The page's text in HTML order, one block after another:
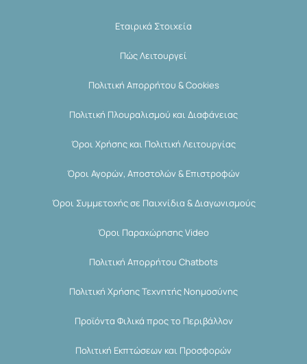
Εταιρικά Στοιχεία
Πώς Λειτουργεί
Πολιτική Απορρήτου & Cookies
Πολιτική Πλουραλισμού και Διαφάνειας
Όροι Χρήσης και Πολιτική Λειτουργίας
Όροι Αγορών, Αποστολών & Επιστροφών
Όροι Συμμετοχής σε Παιχνίδια & Διαγωνισμούς
Όροι Παραχώρησης Video
Πολιτική Απορρήτου Chatbots
Πολιτική Χρήσης Τεχνητής Νοημοσύνης
Προϊόντα Φιλικά προς το Περιβάλλον
Πολιτική Εκπτώσεων και Προσφορών